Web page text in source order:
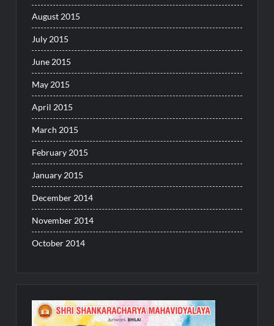
August 2015
July 2015
June 2015
May 2015
April 2015
March 2015
February 2015
January 2015
December 2014
November 2014
October 2014